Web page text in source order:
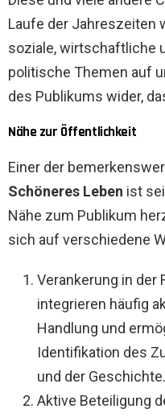
Laufe der Jahreszeiten
soziale, wirtschaftliche
politische Themen auf
des Publikums wider,
Nähe zur Öffentlichkeit
Einer der
Schöneres Leben ist
Nähe zum Publikum
sich auf verschiedene
Verankerung in der
integrieren häufig
Handlung und
Identifikation des
und der Geschichte.
Aktive Beteiligung